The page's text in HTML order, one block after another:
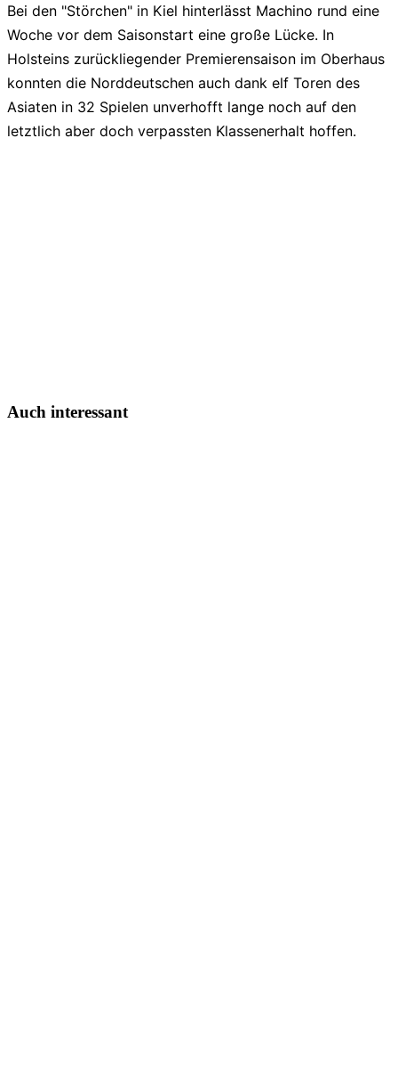
Bei den "Störchen" in Kiel hinterlässt Machino rund eine
Woche vor dem Saisonstart eine große Lücke. In
Holsteins zurückliegender Premierensaison im Oberhaus
konnten die Norddeutschen auch dank elf Toren des
Asiaten in 32 Spielen unverhofft lange noch auf den
letztlich aber doch verpassten Klassenerhalt hoffen.
Auch interessant